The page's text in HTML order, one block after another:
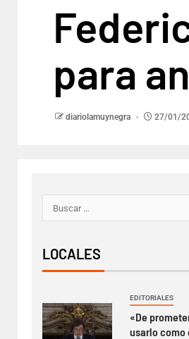
para
diariolamuynegra 27/01/
LOCALES
EDITORIALES
«De
usarlo como